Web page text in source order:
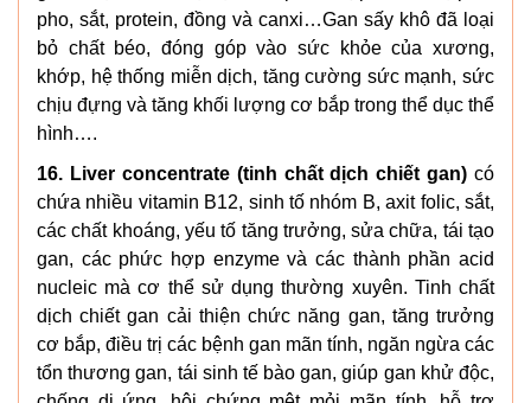
pho, sắt, protein, đồng và canxi…Gan sấy khô đã loại
bỏ chất béo, đóng góp vào sức khỏe của xương,
khớp, hệ thống miễn dịch, tăng cường sức mạnh, sức
chịu đựng và tăng khối lượng cơ bắp trong thể dục thể
hình….
16. Liver concentrate (tinh chất dịch chiết gan) có
chứa nhiều vitamin B12, sinh tố nhóm B, axit folic, sắt,
các chất khoáng, yếu tố tăng trưởng, sửa chữa, tái tạo
gan, các phức hợp enzyme và các thành phần acid
nucleic mà cơ thể sử dụng thường xuyên. Tinh chất
dịch chiết gan cải thiện chức năng gan, tăng trưởng
cơ bắp, điều trị các bệnh gan mãn tính, ngăn ngừa các
tổn thương gan, tái sinh tế bào gan, giúp gan khử độc,